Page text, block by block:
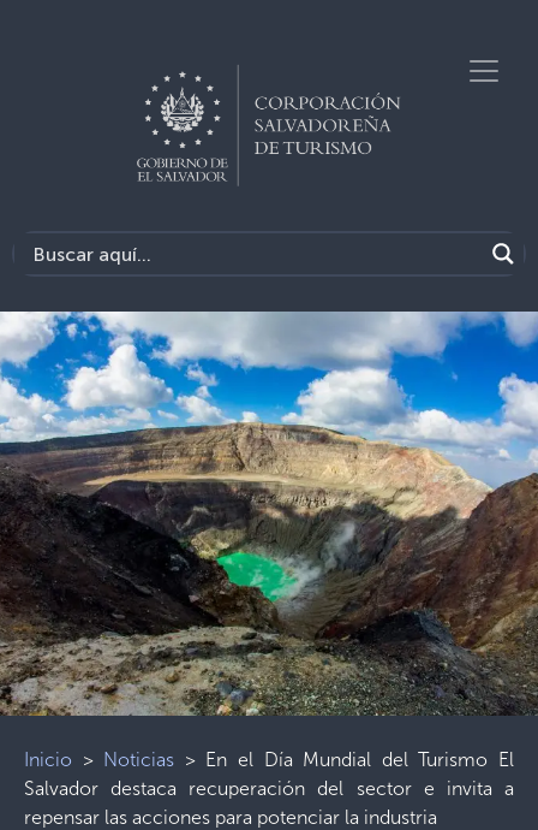
Inicio > Noticias > En el Día Mundial del Turismo El
Salvador destaca recuperación del sector e invita a
repensar las acciones para potenciar la industria